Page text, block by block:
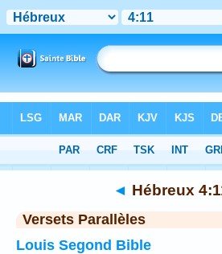
Chapitre 4 > Verset 11
◄ Hébreux
Versets Parallèles
Louis Segond Bible